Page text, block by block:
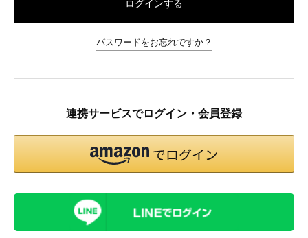
ログインする
パスワードをお忘れですか？
連携サービスでログイン・会員登録